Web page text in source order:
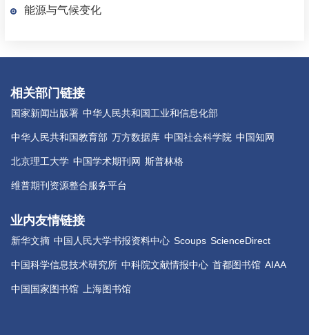
能源与气候变化
相关部门链接
国家新闻出版署 中华人民共和国工业和信息化部
中华人民共和国教育部 万方数据库 中国社会科学院 中国知网
北京理工大学 中国学术期刊网 斯普林格
维普期刊资源整合服务平台
业内友情链接
新华文摘 中国人民大学书报资料中心 Scoups ScienceDirect
中国科学信息技术研究所 中科院文献情报中心 首都图书馆 AIAA
中国国家图书馆 上海图书馆